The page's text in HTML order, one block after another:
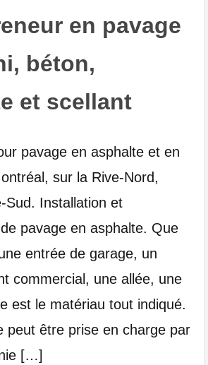
en pavage
béton,
et scellant
pavage en asphalte et en
sur la Rive-Nord,
Sud. Installation et
pavage en asphalte. Que
entrée de garage, un
commercial, une allée, une
est le matériau tout indiqué.
peut être prise en charge par
[…]